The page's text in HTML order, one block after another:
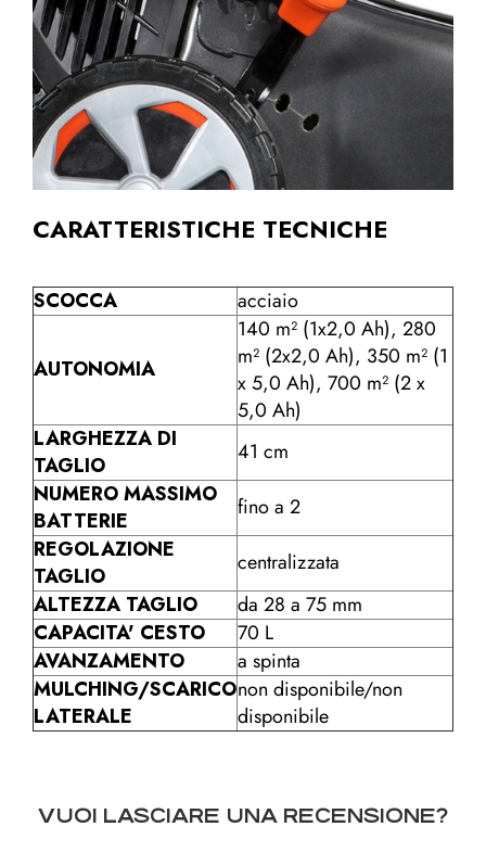
CARATTERISTICHE TECNICHE
SCOCCA acciaio
AUTONOMIA
140 m² (1x2,0 Ah), 280
m² (2x2,0 Ah), 350 m² (1
x 5,0 Ah), 700 m² (2 x
5,0 Ah)
LARGHEZZA DI
TAGLIO
41 cm
NUMERO MASSIMO
BATTERIE
fino a 2
REGOLAZIONE
TAGLIO
centralizzata
ALTEZZA TAGLIO
da 28 a 75 mm
CAPACITA' CESTO
70 L
AVANZAMENTO
a spinta
MULCHING/SCARICO
LATERALE
non disponibile/non
disponibile
VUOI LASCIARE UNA RECENSIONE?